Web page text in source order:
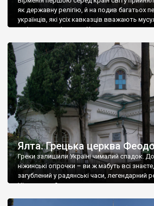
як державну релігію, й на подив багатьох
українців, які усіх кавказців вважають
є відданими вірянами Христа
Ялта. Грецька церква
Греки залишили Україні чималий спадок.
ніжинські огірочки – ви ж мабуть всі
загублений у радянські часи, легендарний
Ніжин греки?